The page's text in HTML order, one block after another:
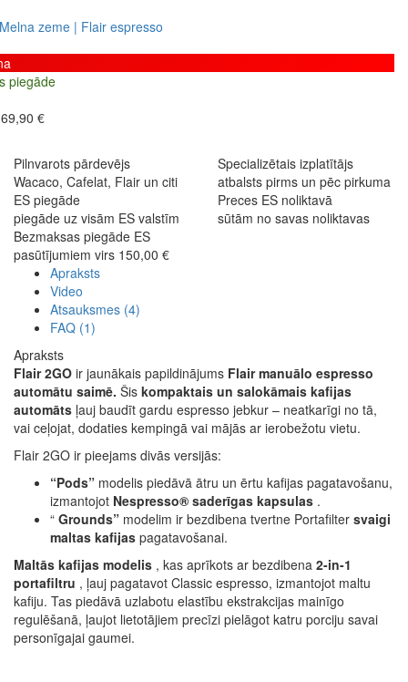
zeme | Flair espresso
piegāde
€
Pilnvarots pārdevējs
Wacaco, Cafelat, Flair un citi
Specializētais izplatītājs
atbalsts pirms un pēc pirkuma
ES piegāde
piegāde uz visām ES valstīm
Preces ES noliktavā
sūtām no savas noliktavas
Bezmaksas piegāde ES
pasūtījumiem virs 150,00 €
Apraksts
Video
Atsauksmes (4)
FAQ (1)
Apraksts
Flair 2GO ir jaunākais papildinājums Flair manuālo espresso
automātu saimē. Šis kompaktais un salokāmais kafijas
automāts ļauj baudīt gardu espresso jebkur – neatkarīgi no tā,
vai ceļojat, dodaties kempingā vai mājās ar ierobežotu vietu.
Flair 2GO ir pieejams divās versijās:
“Pods” modelis piedāvā ātru un ērtu kafijas pagatavošanu,
izmantojot Nespresso® saderīgas kapsulas .
“ Grounds” modelim ir bezdibena tvertne Portafilter svaigi
maltas kafijas pagatavošanai.
Maltās kafijas modelis , kas aprīkots ar bezdibena 2-in-1
portafiltru , ļauj pagatavot Classic espresso, izmantojot maltu
kafiju. Tas piedāvā uzlabotu elastību ekstrakcijas mainīgo
regulēšanā, ļaujot lietotājiem precīzi pielāgot katru porciju savai
personīgajai gaumei.